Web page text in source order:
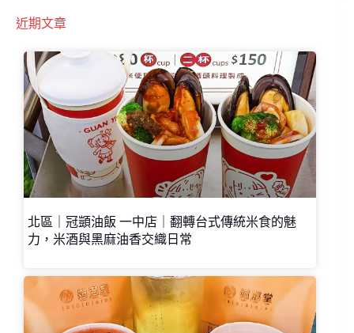
近期文章
北區｜冠顗油飯 一中店｜翻轉台式傳統米食的魅
力，米酒與黑麻油香交織日常